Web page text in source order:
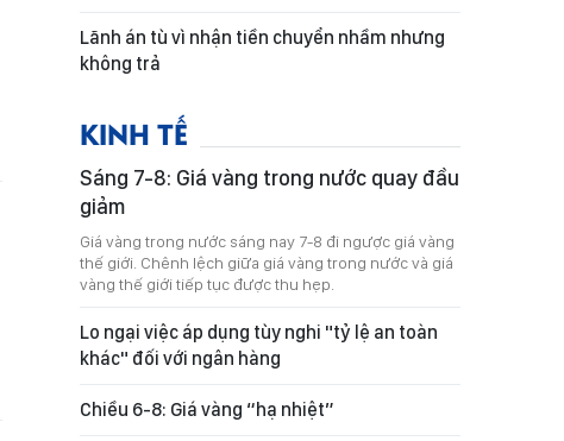
Lãnh án tù vì nhận tiền chuyển nhầm nhưng
không trả
KINH TẾ
Sáng 7-8: Giá vàng trong nước quay đầu
giảm
Giá vàng trong nước sáng nay 7-8 đi ngược giá vàng
thế giới. Chênh lệch giữa giá vàng trong nước và giá
vàng thế giới tiếp tục được thu hẹp.
Lo ngại việc áp dụng tùy nghi "tỷ lệ an toàn
khác" đối với ngân hàng
Chiều 6-8: Giá vàng “hạ nhiệt”